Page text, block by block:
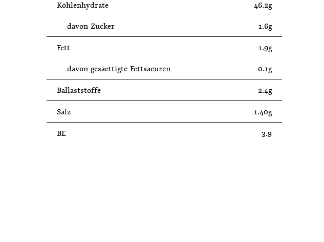
Kohlenhydrate 46.2g
davon Zucker 1.6g
Fett 1.9g
davon gesaettigte Fettsaeuren 0.1g
Ballaststoffe 2.4g
Salz 1.40g
BE 3.9